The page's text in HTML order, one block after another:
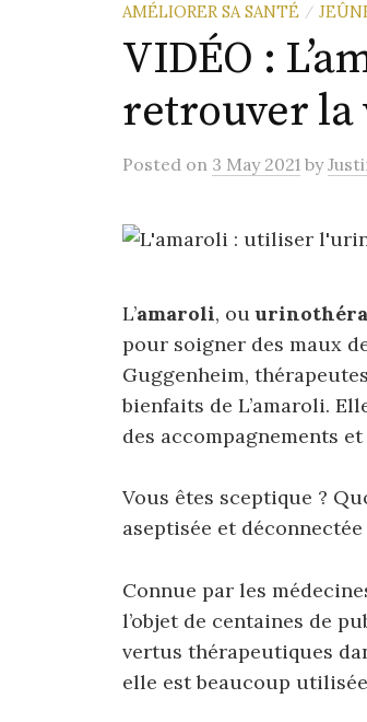
AMÉLIORER SA SANTÉ /
VIDÉO :
retrouver la
Posted on 3 May 2021 by
L’amaroli, ou
pour soigner des maux
Guggenheim,
bienfaits de L’amaroli.
des accompagnements
Vous êtes sceptique ?
aseptisée et
Connue par les
l’objet de centaines de
vertus thérapeutiques
elle est beaucoup